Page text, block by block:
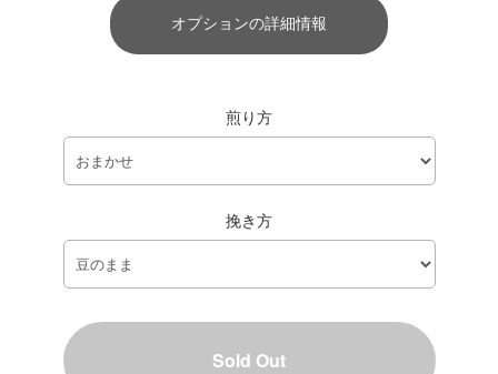
オプションの詳細情報
煎り方
挽き方
Sold Out